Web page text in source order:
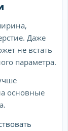
Даже
не встать
параметра.
основные